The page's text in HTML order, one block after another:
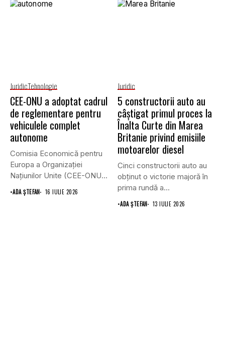
JuridicTehnologie
CEE-ONU a adoptat cadrul
de reglementare pentru
vehiculele complet
autonome
Comisia Economică pentru
Europa a Organizației
Națiunilor Unite (CEE-ONU)
a adoptat primul...
•ADA ȘTEFAN 16 IULIE 2026
Juridic
5 constructorii auto au
câștigat primul proces la
Înalta Curte din Marea
Britanie privind emisiile
motoarelor diesel
Cinci constructorii auto au
obținut o victorie majoră în
prima rundă a...
•ADA ȘTEFAN 13 IULIE 2026